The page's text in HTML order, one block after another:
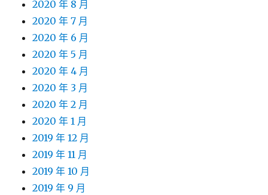
2020 年 8 月
2020 年 7 月
2020 年 6 月
2020 年 5 月
2020 年 4 月
2020 年 3 月
2020 年 2 月
2020 年 1 月
2019 年 12 月
2019 年 11 月
2019 年 10 月
2019 年 9 月